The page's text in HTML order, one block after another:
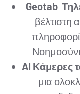
Geotab
βέλτιστη
AI Κάμερες
μια